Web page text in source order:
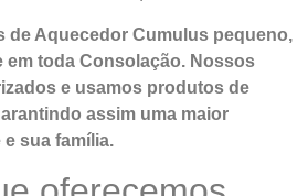
de Aquecedor Cumulus pequeno,
em toda Consolação. Nossos
e usamos produtos de
assim uma maior
e sua família.